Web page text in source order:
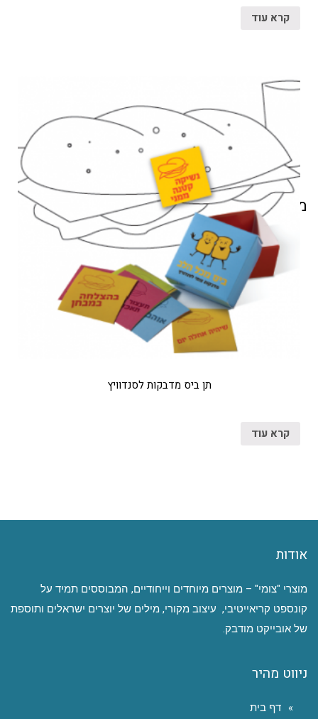
מוצרים קשורים
קרא עוד
תן ביס מדבקות לסנדוויץ
קרא עוד
אודות
מוצרי "צומי" – מוצרים מיוחדים וייחודיים, המבוססים תמיד על
קונספט קריאייטיבי, עיצוב מקורי, מילים של יוצרים ישראלים ותוספת
של אובייקט מודבק.
ניווט מהיר
דף בית